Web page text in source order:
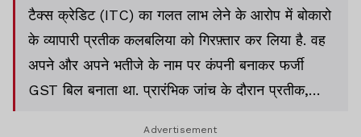
टैक्स क्रेडिट (ITC) का गलत लाभ लेने के आरोप में बोकारो
के व्यापारी प्रतीक कलबलिया को गिरफ़्तार कर लिया है. वह
अपने और अपने भतीजे के नाम पर कंपनी बनाकर फर्जी
GST बिल बनाता था. प्रारंभिक जांच के दौरान प्रतीक,
Advertisement